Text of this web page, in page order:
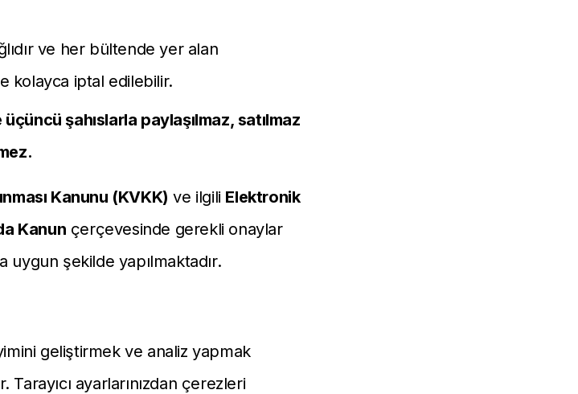
ve her bültende yer alan
kolayca iptal edilebilir.
şahıslarla paylaşılmaz, satılmaz
Kanunu (KVKK) ve ilgili Elektronik
Kanun çerçevesinde gerekli onaylar
uygun şekilde yapılmaktadır.
geliştirmek ve analiz yapmak
ayarlarınızdan çerezleri